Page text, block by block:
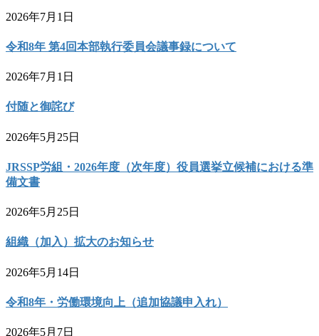
2026年7月1日
令和8年 第4回本部執行委員会議事録について
2026年7月1日
付随と御詫び
2026年5月25日
JRSSP労組・2026年度（次年度）役員選挙立候補における準
備文書
2026年5月25日
組織（加入）拡大のお知らせ
2026年5月14日
令和8年・労働環境向上（追加協議申入れ）
2026年5月7日